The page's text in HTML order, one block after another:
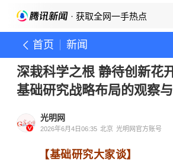
· 获取全网一手热点
首页 新闻
深栽科学之根 静待创新
基础研究战略布局的观察
光明网
2026年6月4日06:35 北京 光明网官方账号
【基础研究大家谈】